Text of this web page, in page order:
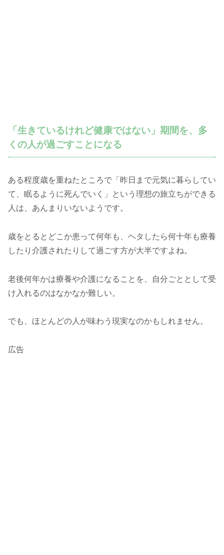
「生きているけれど健康ではない」期間を、多
くの人が過ごすことになる
ある程度歳を重ねたところで「昨日まで元気に暮らしてい
て、眠るように死んでいく」という理想の旅立ちができる
人は、あんまりいないようです。
歳をとるとどこか患って何年も、ヘタしたら何十年も療養
したり介護されたりして過ごす方が大半ですよね。
老後何年かは療養や介護になることを、自分ごととして受
け入れるのはなかなか難しい。
でも、ほとんどの人が味わう現実なのかもしれません。
広告